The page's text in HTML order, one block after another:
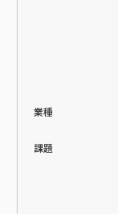
業種
課題